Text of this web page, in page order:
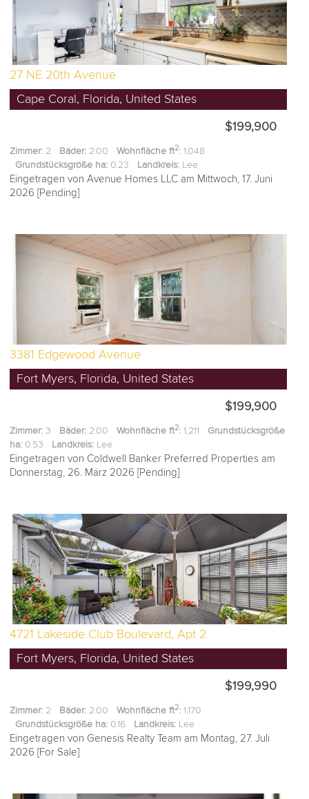
27 NE 20th Avenue
Cape Coral, Florida, United States
$199,900
Zimmer: 2 Bäder: 2.00Wohnfläche ft2: 1,048
Grundstücksgröße ha: 0.23 Landkreis: Lee
Eingetragen von Avenue Homes LLC am Mittwoch, 17. Juni
2026 [Pending]
3381 Edgewood Avenue
Fort Myers, Florida, United States
$199,900
Zimmer: 3 Bäder: 2.00Wohnfläche ft2: 1,211 Grundstücksgröße
ha: 0.53 Landkreis: Lee
Eingetragen von Coldwell Banker Preferred Properties am
Donnerstag, 26. März 2026 [Pending]
4721 Lakeside Club Boulevard, Apt 2
Fort Myers, Florida, United States
$199,990
Zimmer: 2 Bäder: 2.00Wohnfläche ft2: 1,170
Grundstücksgröße ha: 0.16 Landkreis: Lee
Eingetragen von Genesis Realty Team am Montag, 27. Juli
2026 [For Sale]